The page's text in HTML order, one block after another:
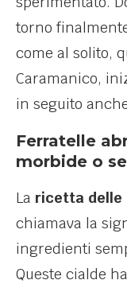
torno
come al solito,
Caramanico,
in seguito
Ferratelle
morbide o
La ricetta
chiamava la
ingredienti
Queste cialde